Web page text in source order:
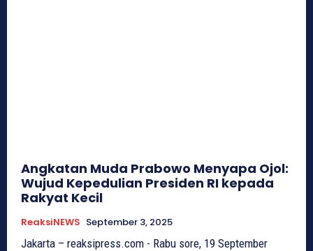
Angkatan Muda Prabowo Menyapa Ojol:
Wujud Kepedulian Presiden RI kepada
Rakyat Kecil
ReaksiNEWS September 3, 2025
Jakarta – reaksipress.com - Rabu sore, 19 September